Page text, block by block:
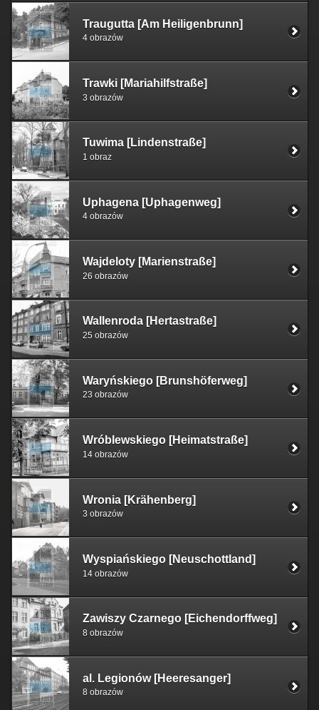
Traugutta [Am Heiligenbrunn]
4 obrazów
Trawki [Mariahilfstraße]
3 obrazów
Tuwima [Lindenstraße]
1 obraz
Uphagena [Uphagenweg]
4 obrazów
Wajdeloty [Marienstraße]
26 obrazów
Wallenroda [Hertastraße]
25 obrazów
Waryńskiego [Brunshöferweg]
23 obrazów
Wróblewskiego [Heimatstraße]
14 obrazów
Wronia [Krähenberg]
3 obrazów
Wyspiańskiego [Neuschottland]
14 obrazów
Zawiszy Czarnego [Eichendorffweg]
8 obrazów
al. Legionów [Heeresanger]
8 obrazów